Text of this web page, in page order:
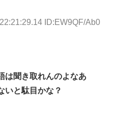
ID:EW9QF/Ab0
は聞き取れんのよなあ
いと駄目かな？